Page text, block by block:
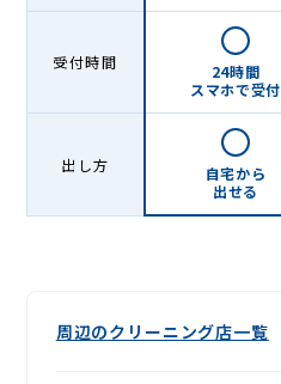
受付時間
24時間
スマホで受付
出し方
自宅から
出せる
周辺のクリーニング店一覧